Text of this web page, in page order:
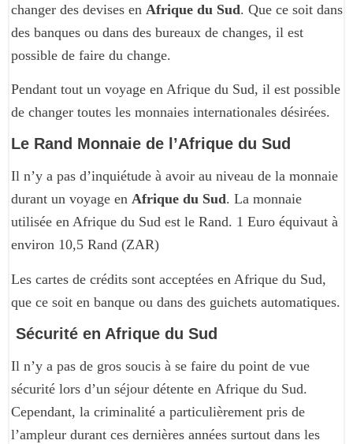
changer des devises en Afrique du Sud. Que ce soit dans
des banques ou dans des bureaux de changes, il est
possible de faire du change.
Pendant tout un voyage en Afrique du Sud, il est possible
de changer toutes les monnaies internationales désirées.
Le Rand Monnaie de l’Afrique du Sud
Il n’y a pas d’inquiétude à avoir au niveau de la monnaie
durant un voyage en Afrique du Sud. La monnaie
utilisée en Afrique du Sud est le Rand. 1 Euro équivaut à
environ 10,5 Rand (ZAR)
Les cartes de crédits sont acceptées en Afrique du Sud,
que ce soit en banque ou dans des guichets automatiques.
Sécurité en Afrique du Sud
Il n’y a pas de gros soucis à se faire du point de vue
sécurité lors d’un séjour détente en Afrique du Sud.
Cependant, la criminalité a particulièrement pris de
l’ampleur durant ces dernières années surtout dans les